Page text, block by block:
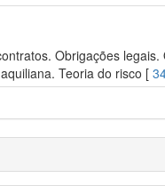
Obrigações
Teoria do risco [